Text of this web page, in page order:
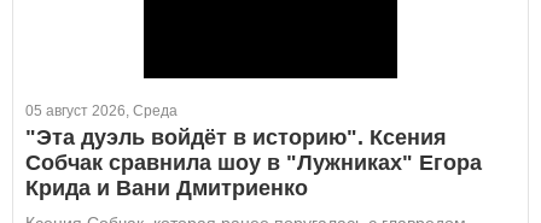
05 август 2026, Среда
"Эта дуэль войдёт в историю". Ксения
Собчак сравнила шоу в "Лужниках" Егора
Крида и Вани Дмитриенко